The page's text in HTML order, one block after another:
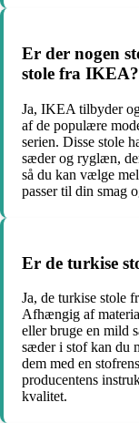
Er der nogen
stole fra IKEA?
Ja, IKEA tilbyder
af de populære
serien. Disse stole
sæder og ryglæn,
så du kan vælge
passer til din smag
Er de turkise
Ja, de turkise stole
Afhængig af
eller bruge en mild
sæder i stof kan du
dem med en
producentens
kvalitet.